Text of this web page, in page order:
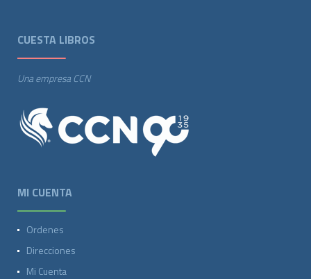
CUESTA LIBROS
Una empresa CCN
MI CUENTA
Ordenes
Direcciones
Mi Cuenta